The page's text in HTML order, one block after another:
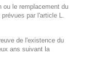
ou le remplacement du
prévues par l'article L.
de l'existence du
ans suivant la